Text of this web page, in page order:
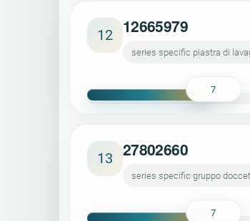
12 12665979
series specific piastra di
7
13 27802660
series specific gruppo
7